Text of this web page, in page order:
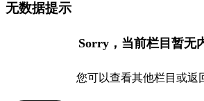
无数据提示
Sorry，当前栏目暂无
您可以查看其他栏目或返